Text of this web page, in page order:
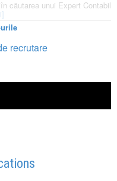
căutarea unui Expert Contabil
recrutare